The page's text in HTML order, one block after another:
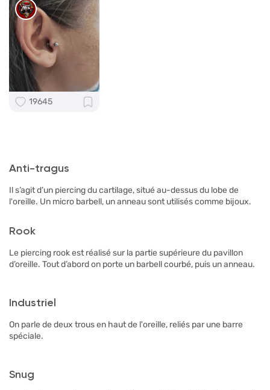
19645
Anti-tragus
Il s’agit d’un piercing du cartilage, situé au-dessus du lobe de
l'oreille. Un micro barbell, un anneau sont utilisés comme bijoux.
Rook
Le piercing rook est réalisé sur la partie supérieure du pavillon
d’oreille. Tout d’abord on porte un barbell courbé, puis un anneau.
Industriel
On parle de deux trous en haut de l'oreille, reliés par une barre
spéciale.
Snug